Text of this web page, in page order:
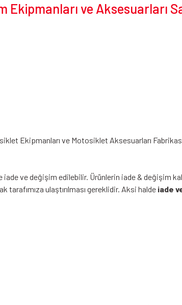
Ekipmanları ve Aksesuarları
Ekipmanları ve Motosiklet Aksesuarları
ve değişim edilebilir. Ürünlerin iade & değişim
ulaştırılması gereklidir. Aksi halde iade